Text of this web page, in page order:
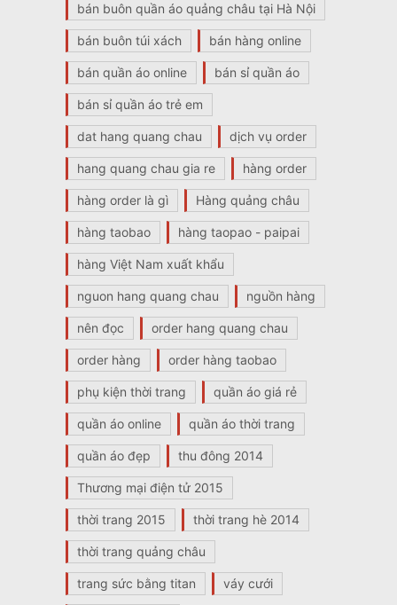
bán buôn quần áo quảng châu tại Hà Nội
bán buôn túi xách bán hàng online
bán quần áo online bán sỉ quần áo
bán sỉ quần áo trẻ em
dat hang quang chau dịch vụ order
hang quang chau gia re hàng order
hàng order là gì Hàng quảng châu
hàng taobao hàng taopao - paipai
hàng Việt Nam xuất khẩu
nguon hang quang chau nguồn hàng
nên đọc order hang quang chau
order hàng order hàng taobao
phụ kiện thời trang quần áo giá rẻ
quần áo online quần áo thời trang
quần áo đẹp thu đông 2014
Thương mại điện tử 2015
thời trang 2015 thời trang hè 2014
thời trang quảng châu
trang sức bằng titan váy cưới